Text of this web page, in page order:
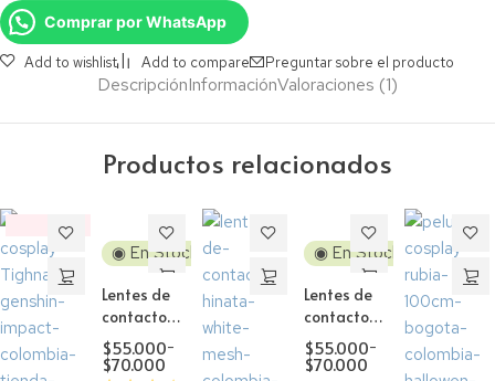
Comprar por WhatsApp
Add to wishlist Add to compare Preguntar sobre el producto
DescripciónInformaciónValoraciones (1)
Productos relacionados
Descuento
◉ En Stock
Lentes de
contacto
Cosplay
Dawn Blue
$55.000-
$70.000
◉ En Stock
Lentes de
contacto
Cosplay
Dawn
$55.000-
$70.000